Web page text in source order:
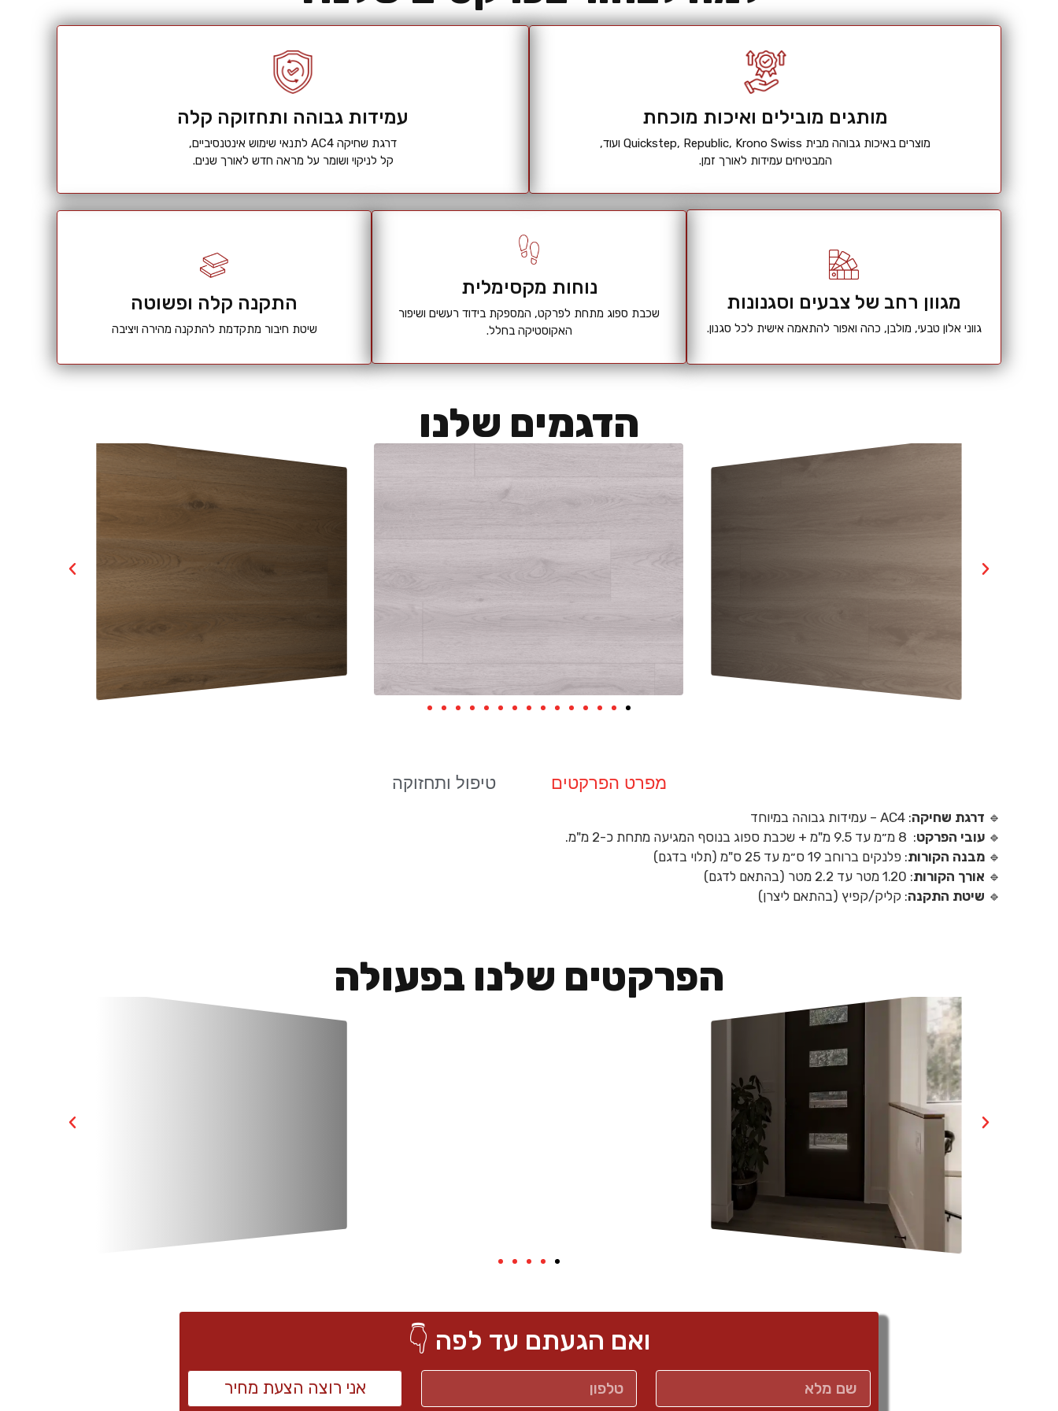
מותגים מובילים ואיכות מוכחת
מוצרים באיכות גבוהה מבית Quickstep, Republic, Krono Swiss ועוד,
המבטיחים עמידות לאורך זמן.
עמידות גבוהה ותחזוקה קלה
דרגת שחיקה AC4 לתנאי שימוש אינטנסיביים,
קל לניקוי ושומר על מראה חדש לאורך שנים.
מגוון רחב של צבעים וסגנונות
גווני אלון טבעי, מולבן, כהה ואפור להתאמה אישית לכל סגנון.
נוחות מקסימלית
שכבת ספוג מתחת לפרקט, המספקת בידוד רעשים ושיפור
האקוסטיקה בחלל.
התקנה קלה ופשוטה
שיטת חיבור מתקדמת להתקנה מהירה ויציבה
הדגמים שלנו
מפרט הפרקטים טיפול ותחזוקה
🔹 דרגת שחיקה: AC4 – עמידות גבוהה במיוחד
🔹 עובי הפרקט: 8 מ״מ עד 9.5 מ"מ + שכבת ספוג בנוסף המגיעה מתחת כ-2 מ"מ.
🔹 מבנה הקורות: פלנקים ברוחב 19 ס״מ עד 25 ס"מ (תלוי בדגם)
🔹 אורך הקורות: 1.20 מטר עד 2.2 מטר (בהתאם לדגם)
🔹 שיטת התקנה: קליק/קפיץ (בהתאם ליצרן)
הפרקטים שלנו בפעולה
ואם הגעתם עד לפה 👇
אני רוצה הצעת מחיר